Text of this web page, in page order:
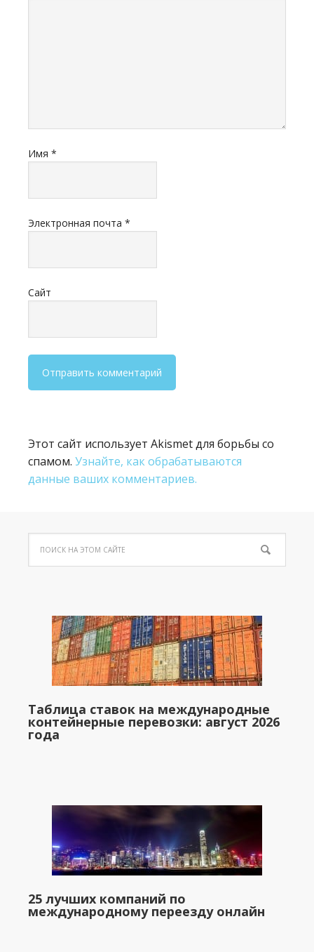
Имя *
Электронная почта *
Сайт
Этот сайт использует Akismet для борьбы со
спамом. Узнайте, как обрабатываются
данные ваших комментариев.
Таблица ставок на международные
контейнерные перевозки: август 2026
года
25 лучших компаний по
международному переезду онлайн